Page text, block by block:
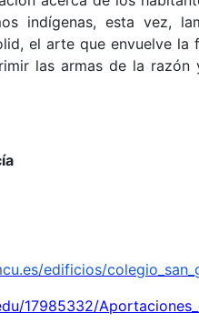
indígenas, esta vez,
el arte que envuelve
las armas de la
edificios/
17985332/